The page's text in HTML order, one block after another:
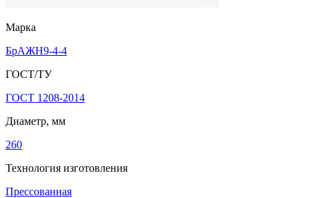
Марка
БрАЖН9-4-4
ГОСТ/ТУ
ГОСТ 1208-2014
Диаметр, мм
260
Технология изготовления
Прессованная